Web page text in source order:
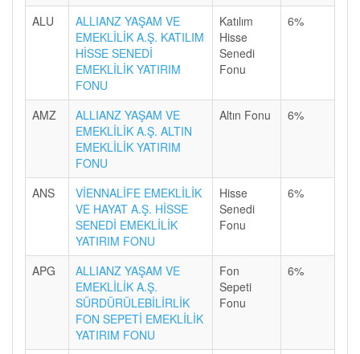
ALU
ALLIANZ YAŞAM VE
EMEKLİLİK A.Ş. KATILIM
HİSSE SENEDİ
EMEKLİLİK YATIRIM
FONU
Katılım
Hisse
Senedi
Fonu
6%
AMZ
ALLIANZ YAŞAM VE
EMEKLİLİK A.Ş. ALTIN
EMEKLİLİK YATIRIM
FONU
Altın Fonu 6%
ANS
VİENNALİFE EMEKLİLİK
VE HAYAT A.Ş. HİSSE
SENEDİ EMEKLİLİK
YATIRIM FONU
Hisse
Senedi
Fonu
6%
APG
ALLIANZ YAŞAM VE
EMEKLİLİK A.Ş.
SÜRDÜRÜLEBİLİRLİK
FON SEPETİ EMEKLİLİK
YATIRIM FONU
Fon
Sepeti
Fonu
6%